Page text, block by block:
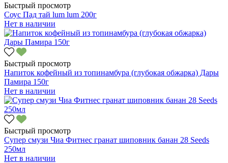
Быстрый просмотр
Соус Пад тай lum lum 200г
Нет в наличии
Быстрый просмотр
Напиток кофейный из топинамбура (глубокая обжарка) Дары
Памира 150г
Нет в наличии
Быстрый просмотр
Супер смузи Чиа Фитнес гранат шиповник банан 28 Seeds
250мл
Нет в наличии